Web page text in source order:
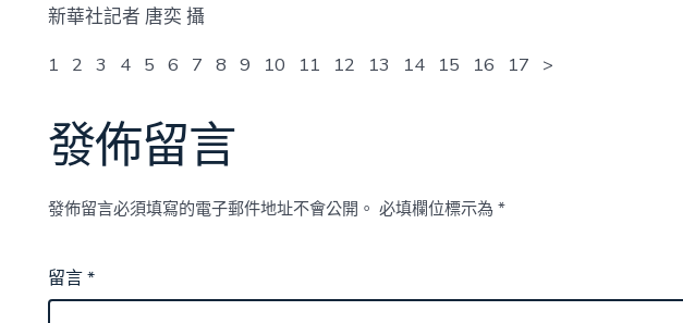
新華社記者 唐奕 攝
1 2 3 4 5 6 7 8 9 10 11 12 13 14 15 16 17 >
發佈留言
發佈留言必須填寫的電子郵件地址不會公開。 必填欄位標示為 *
留言*